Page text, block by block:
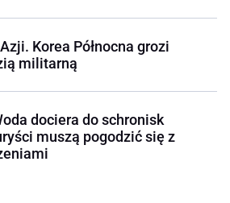
Korea Północna grozi
militarną
dociera do schronisk
muszą pogodzić się z